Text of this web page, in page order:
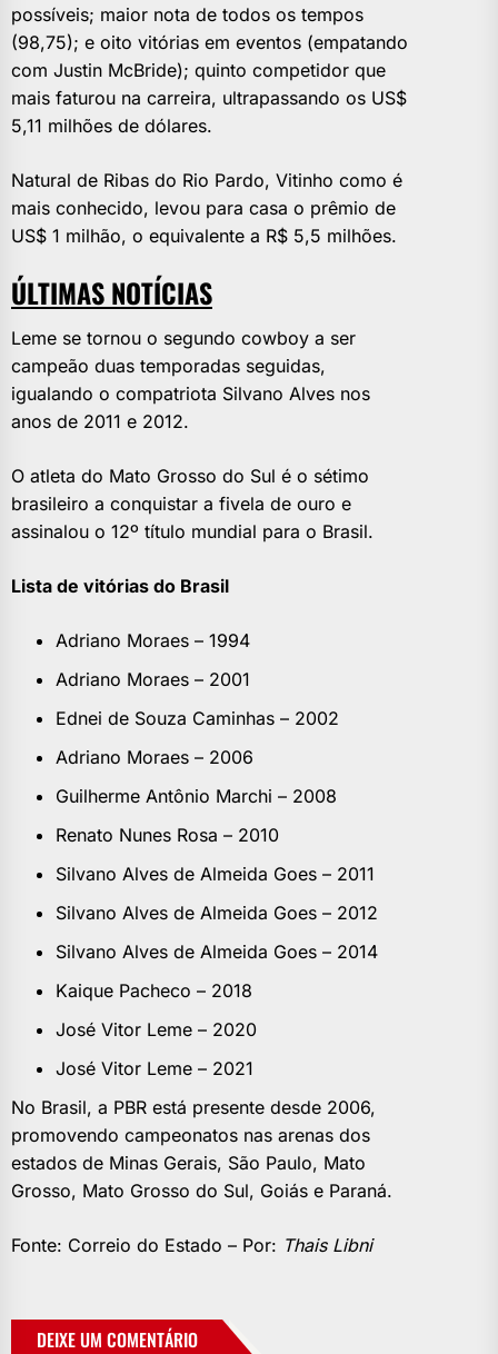
possíveis; maior nota de todos os tempos
(98,75); e oito vitórias em eventos (empatando
com Justin McBride); quinto competidor que
mais faturou na carreira, ultrapassando os US$
5,11 milhões de dólares.
Natural de Ribas do Rio Pardo, Vitinho como é
mais conhecido, levou para casa o prêmio de
US$ 1 milhão, o equivalente a R$ 5,5 milhões.
ÚLTIMAS NOTÍCIAS
Leme se tornou o segundo cowboy a ser
campeão duas temporadas seguidas,
igualando o compatriota Silvano Alves nos
anos de 2011 e 2012.
O atleta do Mato Grosso do Sul é o sétimo
brasileiro a conquistar a fivela de ouro e
assinalou o 12º título mundial para o Brasil.
Lista de vitórias do Brasil
Adriano Moraes – 1994
Adriano Moraes – 2001
Ednei de Souza Caminhas – 2002
Adriano Moraes – 2006
Guilherme Antônio Marchi – 2008
Renato Nunes Rosa – 2010
Silvano Alves de Almeida Goes – 2011
Silvano Alves de Almeida Goes – 2012
Silvano Alves de Almeida Goes – 2014
Kaique Pacheco – 2018
José Vitor Leme – 2020
José Vitor Leme – 2021
No Brasil, a PBR está presente desde 2006,
promovendo campeonatos nas arenas dos
estados de Minas Gerais, São Paulo, Mato
Grosso, Mato Grosso do Sul, Goiás e Paraná.
Fonte: Correio do Estado – Por: Thais Libni
DEIXE UM COMENTÁRIO